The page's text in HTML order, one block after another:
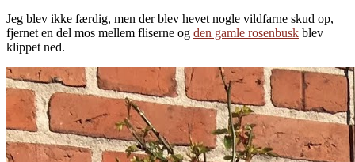
Jeg blev ikke færdig, men der blev hevet nogle vildfarne skud op,
fjernet en del mos mellem fliserne og den gamle rosenbusk blev
klippet ned.